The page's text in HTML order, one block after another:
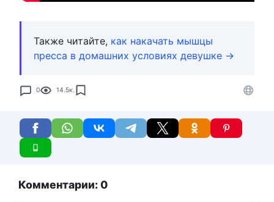
Также читайте, как накачать мышцы
пресса в домашних условиях девушке →
0 14.5к.
Комментарии: 0